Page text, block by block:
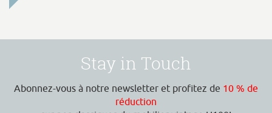
Stay in Touch
Abonnez-vous à notre newsletter et profitez de 10 % de
réduction